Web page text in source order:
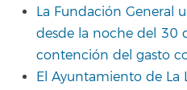
La Fundación General
desde la noche del 30
contención del gasto
El Ayuntamiento de La